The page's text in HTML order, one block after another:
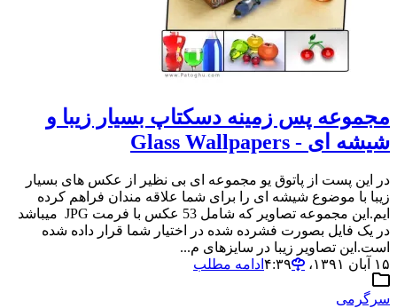
مجموعه پس زمینه دسکتاپ بسیار زیبا و
شیشه ای - Glass Wallpapers
در این پست از پاتوق یو مجموعه اى بی نظیر از عکس هاى بسیار
زیبا با موضوع شیشه ای را براى شما علاقه مندان فراهم کرده
ایم.این مجموعه تصاویر که شامل 53 عکس با فرمت JPG میباشد
در یک فایل بصورت فشرده شده در اختیار شما قرار داده شده
است.این تصاویر زیبا در سایزهای م...
۱۵ آبان ۱۳۹۱،‏ ۴:۳۹
ادامه مطلب
سرگرمی